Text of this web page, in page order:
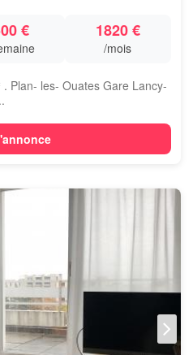
€ 1820 €
/mois
Plan- les- Ouates Gare Lancy-